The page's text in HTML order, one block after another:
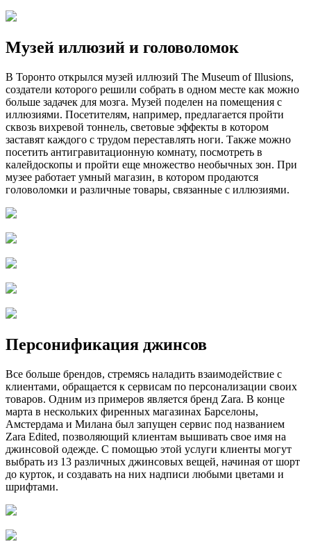
Музей иллюзий и головоломок
В Торонто открылся музей иллюзий The Museum of Illusions,
создатели которого решили собрать в одном месте как можно
больше задачек для мозга. Музей поделен на помещения с
иллюзиями. Посетителям, например, предлагается пройти
сквозь вихревой тоннель, световые эффекты в котором
заставят каждого с трудом переставлять ноги. Также можно
посетить антигравитационную комнату, посмотреть в
калейдоскопы и пройти еще множество необычных зон. При
музее работает умный магазин, в котором продаются
головоломки и различные товары, связанные с иллюзиями.
Персонификация джинсов
Все больше брендов, стремясь наладить взаимодействие с
клиентами, обращается к сервисам по персонализации своих
товаров. Одним из примеров является бренд Zara. В конце
марта в нескольких фиренных магазинах Барселоны,
Амстердама и Милана был запущен сервис под названием
Zara Edited, позволяющий клиентам вышивать свое имя на
джинсовой одежде. С помощью этой услуги клиенты могут
выбрать из 13 различных джинсовых вещей, начиная от шорт
до курток, и создавать на них надписи любыми цветами и
шрифтами.